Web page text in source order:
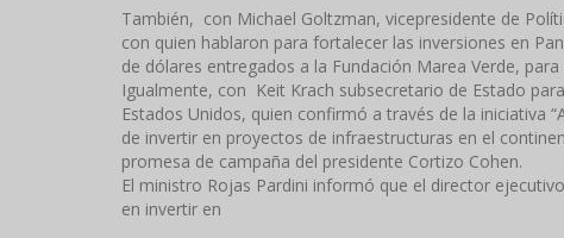
También, con Michael Goltzman, vicepresidente de
con quien hablaron para fortalecer las inversiones en
de dólares entregados a la Fundación Marea Verde,
Igualmente, con Keit Krach subsecretario de Estado
Estados Unidos, quien confirmó a través de la iniciativa
de invertir en proyectos de infraestructuras en el
promesa de campaña del presidente Cortizo Cohen.
El ministro Rojas Pardini informó que el director
en invertir en